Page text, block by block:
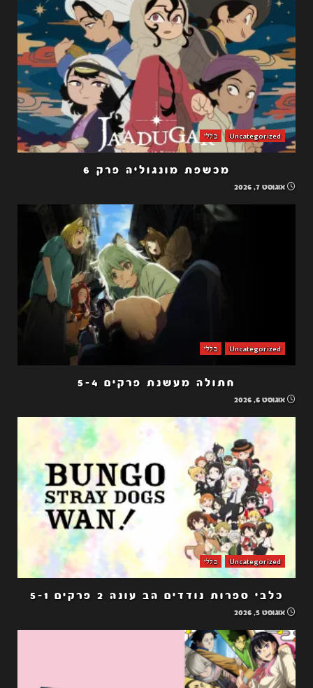
Uncategorized כללי
מכשפת מונגוליה פרק 6
אוגוסט 7, 2026
Uncategorized כללי
חתולה מעשנת פרקים 5-4
אוגוסט 6, 2026
Uncategorized כללי
כלבי ספרות נודדים הב עונה 2 פרקים 5-1
אוגוסט 5, 2026